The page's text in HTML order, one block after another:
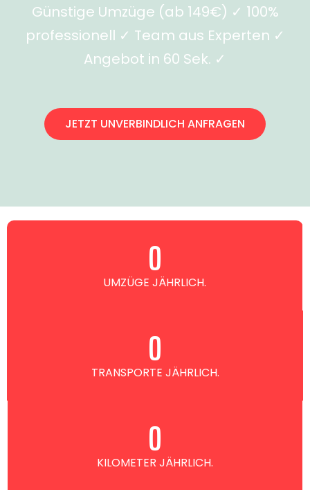
Günstige Umzüge (ab 149€) ✓ 100%
professionell ✓ Team aus Experten ✓
Angebot in 60 Sek. ✓
JETZT UNVERBINDLICH ANFRAGEN
UMZÜGE JÄHRLICH.
0
TRANSPORTE JÄHRLICH.
0
KILOMETER JÄHRLICH.
0